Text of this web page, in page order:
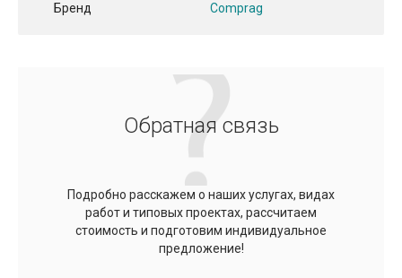
Бренд Comprag
Обратная связь
Подробно расскажем о наших услугах, видах
работ и типовых проектах, рассчитаем
стоимость и подготовим индивидуальное
предложение!